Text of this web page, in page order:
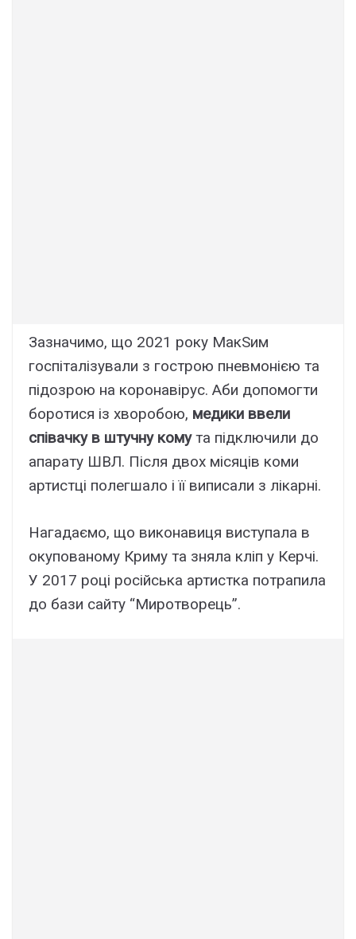
Зазначимо, що 2021 року МакSим
госпіталізували з гострою пневмонією та
підозрою на коронавірус. Аби допомогти
боротися із хворобою, медики ввели
співачку в штучну комута підключили до
апарату ШВЛ. Після двох місяців коми
артистці полегшало і її виписали з лікарні.
Нагадаємо, що виконавиця виступала в
окупованому Криму та зняла кліп у Керчі.
У 2017 році російська артистка потрапила
до бази сайту “Миротворець”.